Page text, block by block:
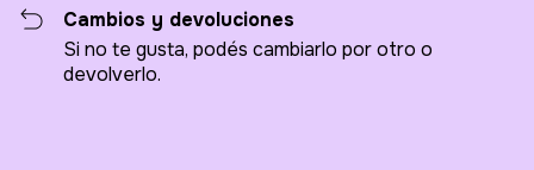
Cambios y devoluciones
Si no te gusta, podés cambiarlo por otro o
devolverlo.